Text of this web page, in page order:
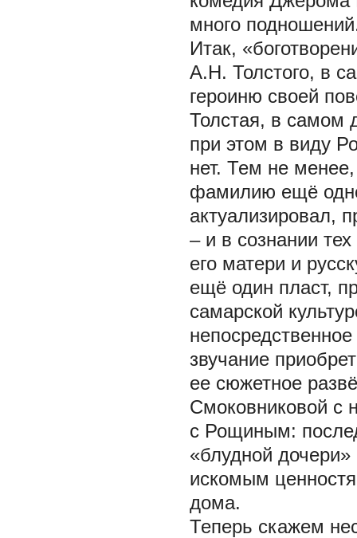
много
Итак,
А.Н. Толстого, в
героиню своей
Толстая, в самом
при этом в виду
нет. Тем не
фамилию ещё
актуализировал,
– и в сознании
его матери и
ещё один пласт,
самарской
звучание
ее сюжетное
Смоковниковой с
с Рощиным:
«блудной
искомым
дома.
Теперь скажем